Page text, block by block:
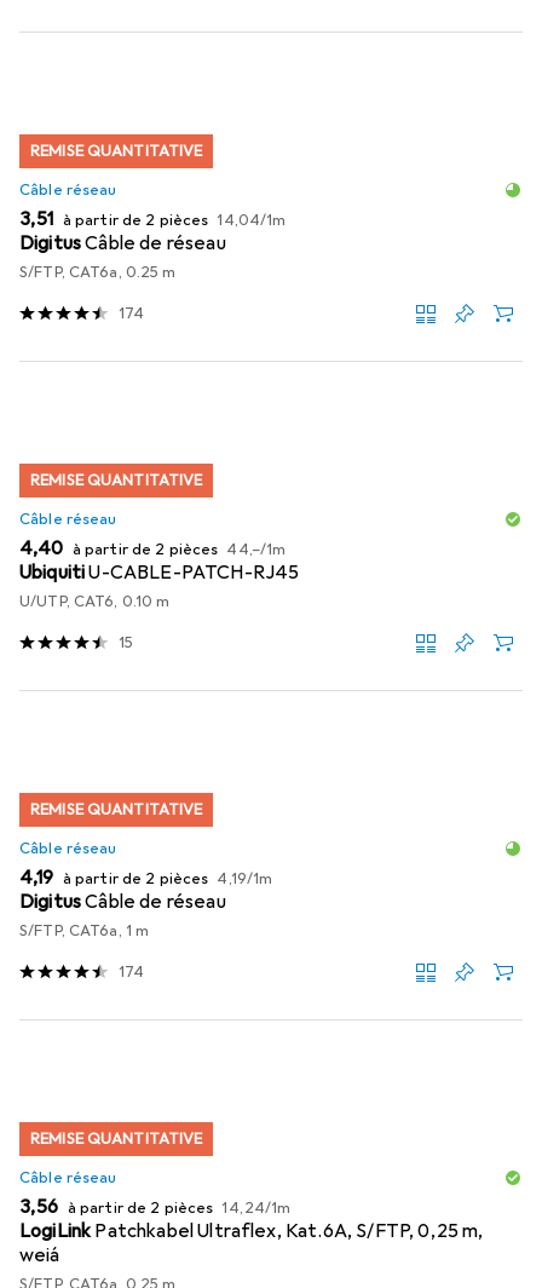
REMISE QUANTITATIVE
Câble réseau
EUR
3,51 à partir de 2 pièces EUR
14,04/1m
DigitusCâble de réseau
S/FTP, CAT6a, 0.25 m
174
REMISE QUANTITATIVE
Câble réseau
EUR
4,40 à partir de 2 pièces EUR
44,–/1m
UbiquitiU-CABLE-PATCH-RJ45
U/UTP, CAT6, 0.10 m
15
REMISE QUANTITATIVE
Câble réseau
EUR
4,19 à partir de 2 pièces EUR
4,19/1m
DigitusCâble de réseau
S/FTP, CAT6a, 1 m
174
REMISE QUANTITATIVE
Câble réseau
EUR
3,56 à partir de 2 pièces EUR
14,24/1m
LogiLinkPatchkabel Ultraflex, Kat.6A, S/FTP, 0,25 m,
weiá